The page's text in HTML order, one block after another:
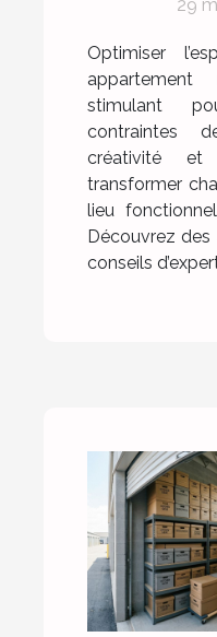
29
Optimiser
stimulant
contraintes
créativité
transformer
lieu
Découvrez des
conseils